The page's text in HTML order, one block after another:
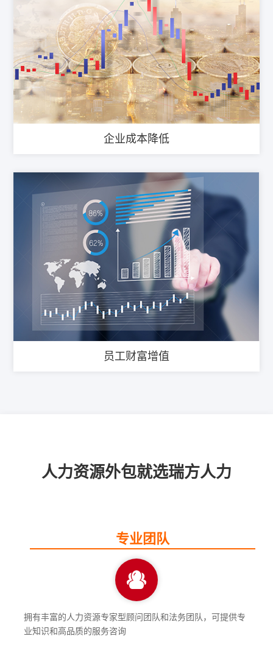
企业成本降低
员工财富增值
人力资源外包就选瑞方人力
专业团队
拥有丰富的人力资源专家型顾问团队和法务团队，可提供专
业知识和高品质的服务咨询